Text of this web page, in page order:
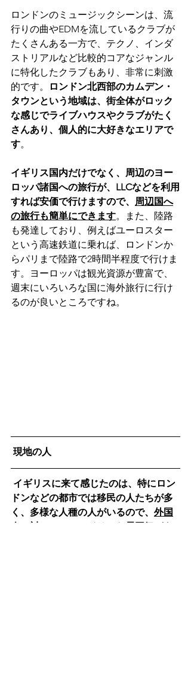
ロンドンのミュージックシーンは、流
行りの曲やEDMを流しているクラブが
たくさんある一方で、テクノ、インダ
ストリアルなど比較的コアなジャンル
に特化したクラブもあり、非常に刺激
的です。
ロンドン北西部のカムデン・
タウンという地域は、街全体がロック
な感じでライブハウスやクラブがたく
さんあり、個人的に大好きなエリアで
す。
イギリス国内だけでなく、周辺のヨー
ロッパ諸国への旅行が、LLCなどを利用
すれば安価で行けますので、
周辺国へ
の旅行も簡単にできます。また、陸路
も発達しており、例えばユーロスター
という高速鉄道に乗れば、ロンドンか
らパリまで陸路で2時間半程度で行けま
す。ヨーロッパは観光資源が豊富で、
週末にいろいろな国に海外旅行に行け
るのが良いところですね。
現地の人
イギリスに来て感じたのは、特にロン
ドンなどの都市では移民の人たちが多
く、多様な人種の人がいるので、 外国
人に対してフレンドリーな雰囲気があ